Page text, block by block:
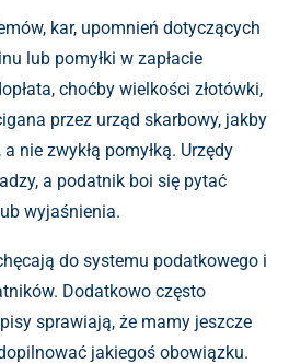
kar, upomnień dotyczących
lub pomyłki w zapłacie
choćby wielkości złotówki,
przez urząd skarbowy, jakby
nie zwykłą pomyłką. Urzędy
a podatnik boi się pytać
wyjaśnienia.
do systemu podatkowego i
Dodatkowo często
sprawiają, że mamy jeszcze
jakiegoś obowiązku.